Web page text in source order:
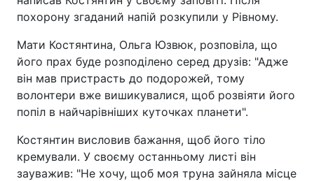
похорону згаданий напій розкупили у Рівному.
Мати Костянтина, Ольга Юзвюк, розповіла, що
його прах буде розподілено серед друзів: "Адже
він мав пристрасть до подорожей, тому
волонтери вже вишикувалися, щоб розвіяти його
попіл в найчарівніших куточках планети".
Костянтин висловив бажання, щоб його тіло
кремували. У своєму останньому листі він
зауважив: "Не хочу, щоб моя труна зайняла місце